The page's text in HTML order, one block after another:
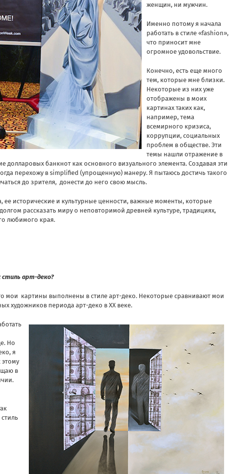
женщин, ни мужчин.
Именно потому я начала
работать в стиле «fashion»,
что приносит мне
огромное удовольствие.
Конечно, есть еще много
тем, которые мне близки.
Некоторые из них уже
отображены в моих
картинах таких как,
например, тема
всемирного кризиса,
коррупции, социальных
проблем в обществе. Эти
темы нашли отражение в
долларовых банкнот как основного визуального элемента. Создавая эти
перехожу в simplified (упрощенную) манеру. Я пытаюсь достичь такого
до зрителя, донести до него свою мысль.
ее исторические и культурные ценности, важные моменты, которые
рассказать миру о неповторимой древней культуре, традициях,
любимого края.
стиль арт-деко?
мои картины выполнены в стиле арт-деко. Некоторые сравнивают мои
художников периода арт-деко в ХХ веке.
Но
я
этому
в